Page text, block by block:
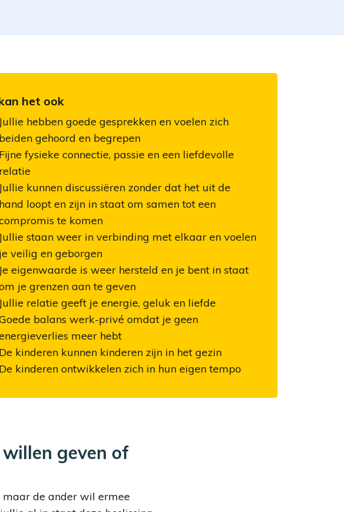
het ook
Jullie hebben goede gesprekken en voelen zich
beiden gehoord en begrepen
Fijne fysieke connectie, passie en een liefdevolle
relatie
Jullie kunnen discussiëren zonder dat het uit de
hand loopt en zijn in staat om samen tot een
te komen
Jullie staan weer in verbinding met elkaar en voelen
je veilig en geborgen
Je eigenwaarde is weer hersteld en je bent in staat
je grenzen aan te geven
Jullie relatie geeft je energie, geluk en liefde
balans werk-privé omdat je geen
meer hebt
De kinderen kunnen kinderen zijn in het gezin
De kinderen ontwikkelen zich in hun eigen tempo
geven of
de ander wil ermee